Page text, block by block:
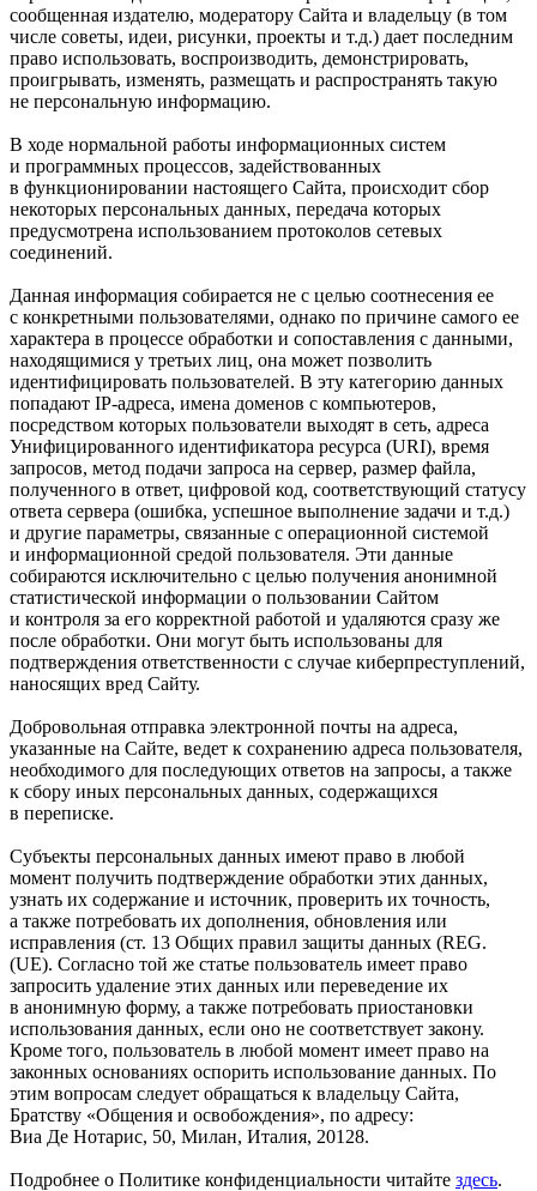
сообщенная издателю, модератору Сайта и владельцу (в том
числе советы, идеи, рисунки, проекты и т.д.) дает последним
право использовать, воспроизводить, демонстрировать,
проигрывать, изменять, размещать и распространять такую
не персональную информацию.
В ходе нормальной работы информационных систем
и программных процессов, задействованных
в функционировании настоящего Сайта, происходит сбор
некоторых персональных данных, передача которых
предусмотрена использованием протоколов сетевых
соединений.
Данная информация собирается не с целью соотнесения ее
с конкретными пользователями, однако по причине самого ее
характера в процессе обработки и сопоставления с данными,
находящимися у третьих лиц, она может позволить
идентифицировать пользователей. В эту категорию данных
попадают IP-адреса, имена доменов с компьютеров,
посредством которых пользователи выходят в сеть, адреса
Унифицированного идентификатора ресурса (URI), время
запросов, метод подачи запроса на сервер, размер файла,
полученного в ответ, цифровой код, соответствующий статусу
ответа сервера (ошибка, успешное выполнение задачи и т.д.)
и другие параметры, связанные с операционной системой
и информационной средой пользователя. Эти данные
собираются исключительно с целью получения анонимной
статистической информации о пользовании Сайтом
и контроля за его корректной работой и удаляются сразу же
после обработки. Они могут быть использованы для
подтверждения ответственности с случае киберпреступлений,
наносящих вред Сайту.
Добровольная отправка электронной почты на адреса,
указанные на Сайте, ведет к сохранению адреса пользователя,
необходимого для последующих ответов на запросы, а также
к сбору иных персональных данных, содержащихся
в переписке.
Субъекты персональных данных имеют право в любой
момент получить подтверждение обработки этих данных,
узнать их содержание и источник, проверить их точность,
а также потребовать их дополнения, обновления или
исправления (ст. 13 Общих правил защиты данных (REG.
(UE). Согласно той же статье пользователь имеет право
запросить удаление этих данных или переведение их
в анонимную форму, а также потребовать приостановки
использования данных, если оно не соответствует закону.
Кроме того, пользователь в любой момент имеет право на
законных основаниях оспорить использование данных. По
этим вопросам следует обращаться к владельцу Сайта,
Братству «Общения и освобождения», по адресу:
Виа Де Нотарис, 50, Милан, Италия, 20128.
Подробнее о Политике конфиденциальности читайте здесь.